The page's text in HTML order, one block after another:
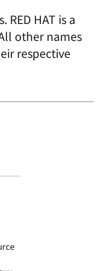
RED HAT is a
other names
respective